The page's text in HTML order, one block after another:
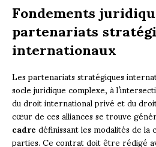
Fondements
partenariats
internationaux
Les partenariats stratégiques
socle juridique complexe, à
du droit international privé et du
cœur de ces alliances se trouve
cadredéfinissant les modalités de
parties. Ce contrat doit être rédigé